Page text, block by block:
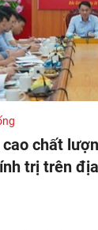
chất
trị trên